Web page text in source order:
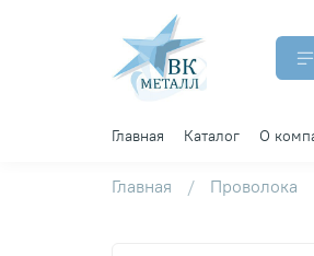
Главная Каталог О
Главная Проволока